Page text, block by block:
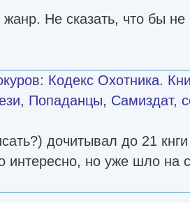
Не сказать, что бы не
: Кодекс Охотника.
, Попаданцы, Самиздат,
дочитывал до 21
интересно, но уже шло на